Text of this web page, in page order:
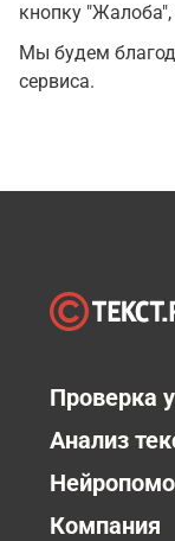
кнопку
Мы будем
сервиса.
Проверка
Анализ
Компания